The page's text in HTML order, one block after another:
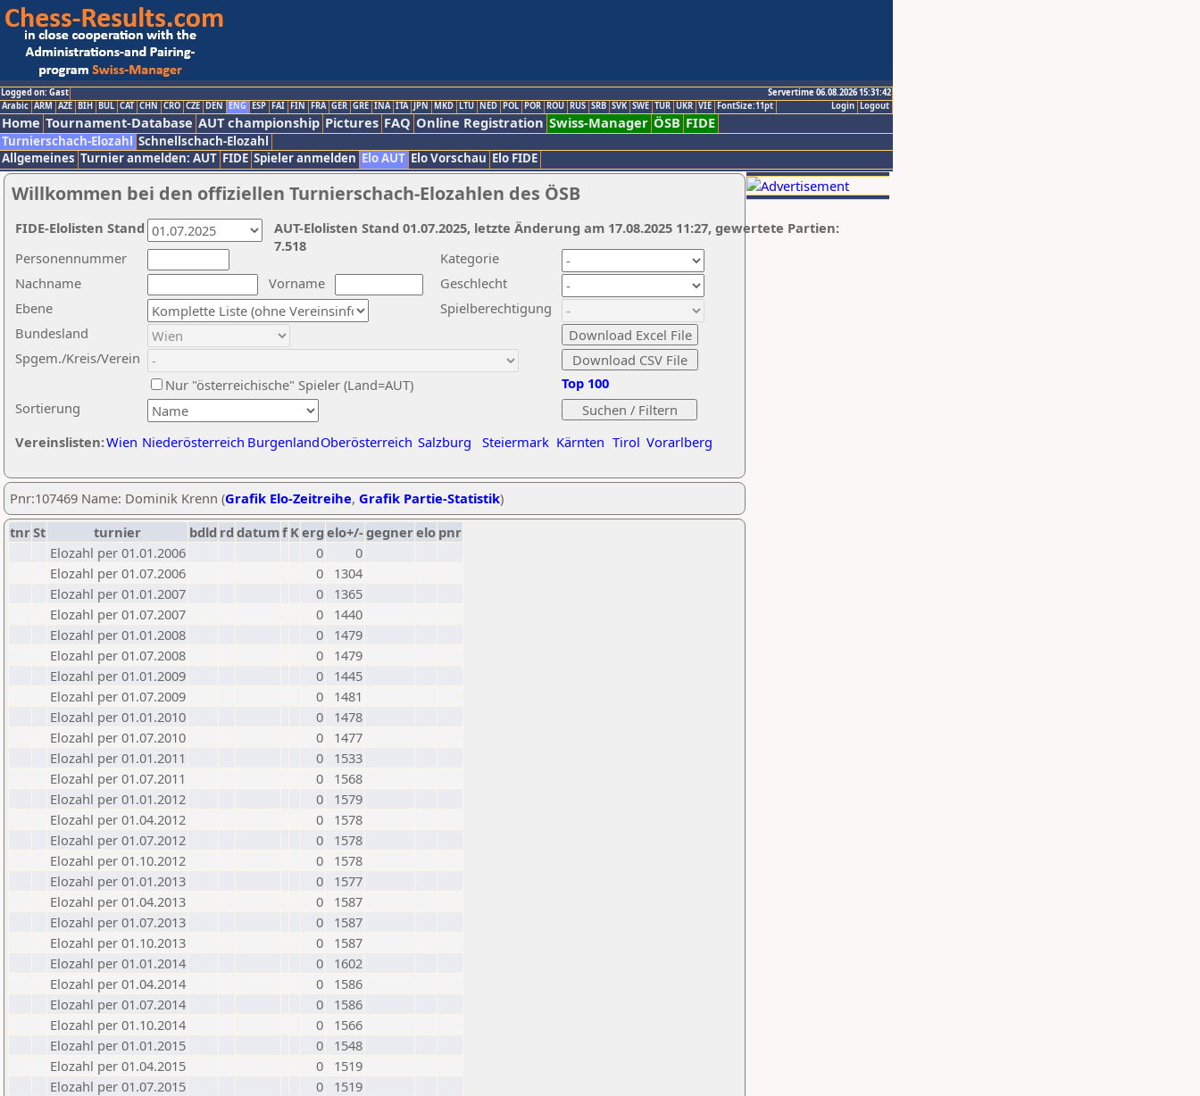
Logged on: Gast
Servertime 06.08.2026 15:31:42
Logout
Login
Arabic ARM AZE BIH BUL CAT CHN CRO CZE DEN ENG ESP FAI FIN FRA GER GRE INA ITA JPN MKD LTU NED POL POR ROU RUS SRB SVK SWE TUR UKR VIE FontSize:11pt
Home Tournament-Database AUT championship Pictures FAQ Online Registration Swiss-Manager ÖSB FIDE
Turnierschach-Elozahl Schnellschach-Elozahl
Allgemeines Turnier anmelden: AUT FIDE Spieler anmelden Elo AUT Elo Vorschau Elo FIDE
Willkommen bei den offiziellen Turnierschach-Elozahlen des ÖSB
Nachname
Vorname
Ebene
Kategorie
Sortierung
Personennummer
Bundesland
Spgem./Kreis/Verein
Geschlecht
Nur "österreichische" Spieler (Land=AUT)
Spielberechtigung
Vereinslisten:Wien Niederösterreich BurgenlandOberösterreich Salzburg Steiermark Kärnten Tirol Vorarlberg
Top 100
AUT-Elolisten Stand 01.07.2025, letzte Änderung am 17.08.2025 11:27, gewertete Partien:
7.518
FIDE-Elolisten Stand
Pnr:107469 Name: Dominik Krenn (Grafik Elo-Zeitreihe, Grafik Partie-Statistik)
tnrSt turnier bdld rd datumf Kerg elo+/-gegnerelo pnr
Elozahl per 01.01.2006
0
0
Elozahl per 01.07.2006
0
1304
Elozahl per 01.01.2007
0
1365
Elozahl per 01.07.2007
0
1440
Elozahl per 01.01.2008
0
1479
Elozahl per 01.07.2008
0
1479
Elozahl per 01.01.2009
0
1445
Elozahl per 01.07.2009
0
1481
Elozahl per 01.01.2010
0
1478
Elozahl per 01.07.2010
0
1477
Elozahl per 01.01.2011
0
1533
Elozahl per 01.07.2011
0
1568
Elozahl per 01.01.2012
0
1579
Elozahl per 01.04.2012
0
1578
Elozahl per 01.07.2012
0
1578
Elozahl per 01.10.2012
0
1578
Elozahl per 01.01.2013
0
1577
Elozahl per 01.04.2013
0
1587
Elozahl per 01.07.2013
0
1587
Elozahl per 01.10.2013
0
1587
Elozahl per 01.01.2014
0
1602
Elozahl per 01.04.2014
0
1586
Elozahl per 01.07.2014
0
1586
Elozahl per 01.10.2014
0
1566
Elozahl per 01.01.2015
0
1548
Elozahl per 01.04.2015
0
1519
Elozahl per 01.07.2015
0
1519